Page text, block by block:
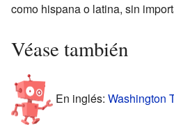
como hispana o latina, sin
Véase también
En inglés: Washington